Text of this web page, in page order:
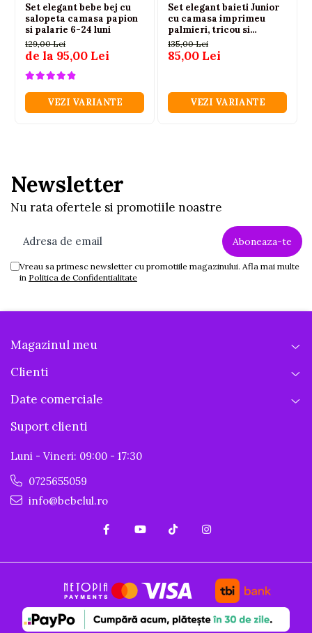
Set elegant bebe bej cu
salopeta camasa papion
si palarie 6-24 luni
129,00 Lei
de la 95,00 Lei
VEZI VARIANTE
Set elegant baieti Junior
cu camasa imprimeu
palmieri, tricou si
bermude
135,00 Lei
85,00 Lei
VEZI VARIANTE
Newsletter
Nu rata ofertele si promotiile noastre
Vreau sa primesc newsletter cu promotiile magazinului. Afla mai multe
in Politica de Confidentialitate
Magazinul meu
Clienti
Date comerciale
Suport clienti
Luni - Vineri: 09:00 - 17:30
0725655059
info@bebelul.ro